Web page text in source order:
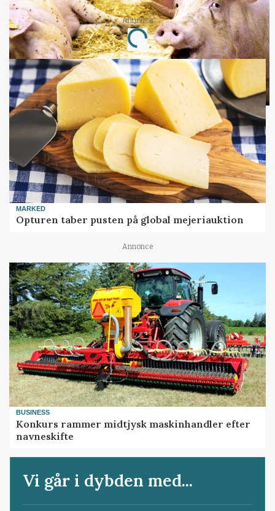
Annonce
Loading...
MARKED
Opturen taber pusten på global mejeriauktion
Annonce
BUSINESS
Konkurs rammer midtjysk maskinhandler efter
navneskifte
Vi går i dybden med...